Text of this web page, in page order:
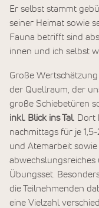
Er selbst stammt
seiner Heimat sowie
Fauna betrifft sind
innen und ich selbst
Große
der Quellraum, der
große Schiebetüren
inkl. Blick ins Tal. Dort
nachmittags für je
und Atemarbeit
Übungsset.
die Teilnehmenden
eine Vielzahl